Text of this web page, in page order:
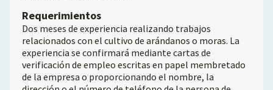
Requerimientos
Dos meses de experiencia realizando trabajos
relacionados con el cultivo de arándanos o moras. La
experiencia se confirmará mediante cartas de
verificación de empleo escritas en papel membretado
de la empresa o proporcionando el nombre, la